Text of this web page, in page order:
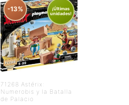
-13%
¡Últimas
unidades!
71268 Astérix:
Numerobis y la Batalla
de Palacio